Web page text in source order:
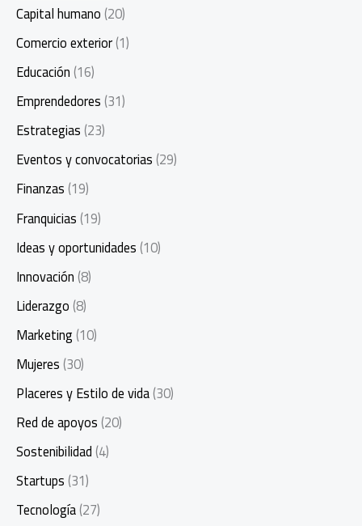
Capital humano(20)
Comercio exterior(1)
Educación(16)
Emprendedores(31)
Estrategias(23)
Eventos y convocatorias(29)
Finanzas(19)
Franquicias(19)
Ideas y oportunidades(10)
Innovación(8)
Liderazgo(8)
Marketing(10)
Mujeres(30)
Placeres y Estilo de vida(30)
Red de apoyos(20)
Sostenibilidad(4)
Startups(31)
Tecnología(27)